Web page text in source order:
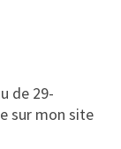
de 29-
sur mon site